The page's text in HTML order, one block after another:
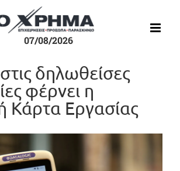
07/08/2026
δηλωθείσες
φέρνει η
Κάρτα Εργασίας